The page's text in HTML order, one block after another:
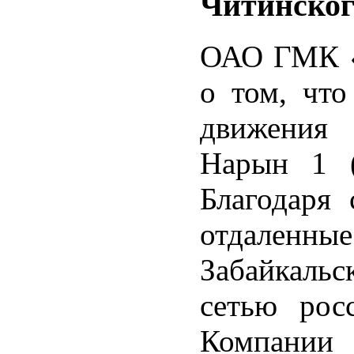
ОАО ГМК
о том, что
движения
Нарын 1
Благодаря
сетью